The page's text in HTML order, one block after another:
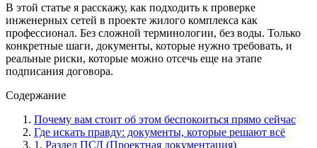
В этой статье я расскажу, как подходить к проверке
инженерных сетей в проекте жилого комплекса как
профессионал. Без сложной терминологии, без воды. Только
конкретные шаги, документы, которые нужно требовать, и
реальные риски, которые можно отсечь еще на этапе
подписания договора.
Содержание
Почему вам стоит об этом беспокоиться прямо сейчас
Где искать правду: документы, которые решают всё
1. Раздел ПСД (Проектная документация)